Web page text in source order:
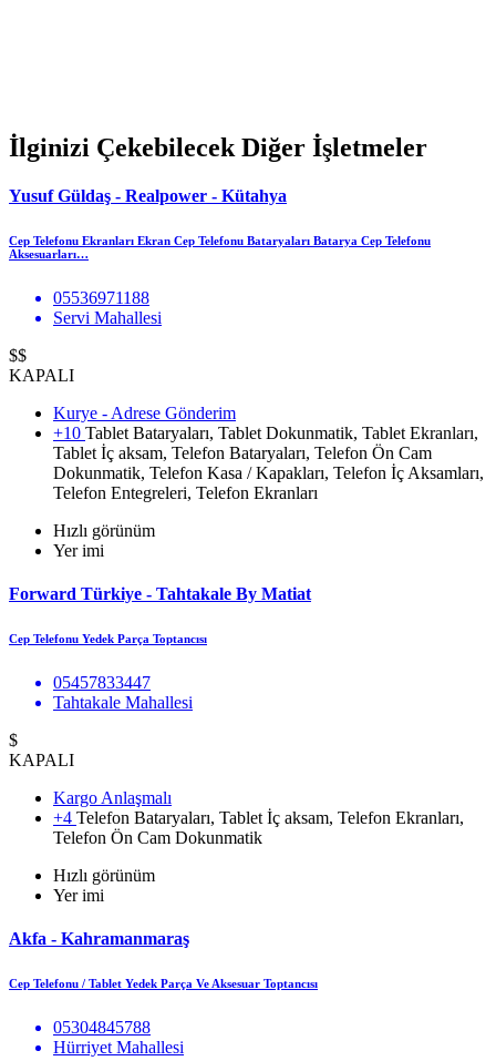
İlginizi Çekebilecek Diğer İşletmeler
Yusuf Güldaş - Realpower - Kütahya
Cep Telefonu Ekranları Ekran Cep Telefonu Bataryaları Batarya Cep Telefonu
Aksesuarları…
05536971188
Servi Mahallesi
$$
KAPALI
Kurye - Adrese Gönderim
+10 Tablet Bataryaları, Tablet Dokunmatik, Tablet Ekranları,
Tablet İç aksam, Telefon Bataryaları, Telefon Ön Cam
Dokunmatik, Telefon Kasa / Kapakları, Telefon İç Aksamları,
Telefon Entegreleri, Telefon Ekranları
Hızlı görünüm
Yer imi
Forward Türkiye - Tahtakale By Matiat
Cep Telefonu Yedek Parça Toptancısı
05457833447
Tahtakale Mahallesi
$
KAPALI
Kargo Anlaşmalı
+4 Telefon Bataryaları, Tablet İç aksam, Telefon Ekranları,
Telefon Ön Cam Dokunmatik
Hızlı görünüm
Yer imi
Akfa - Kahramanmaraş
Cep Telefonu / Tablet Yedek Parça Ve Aksesuar Toptancısı
05304845788
Hürriyet Mahallesi